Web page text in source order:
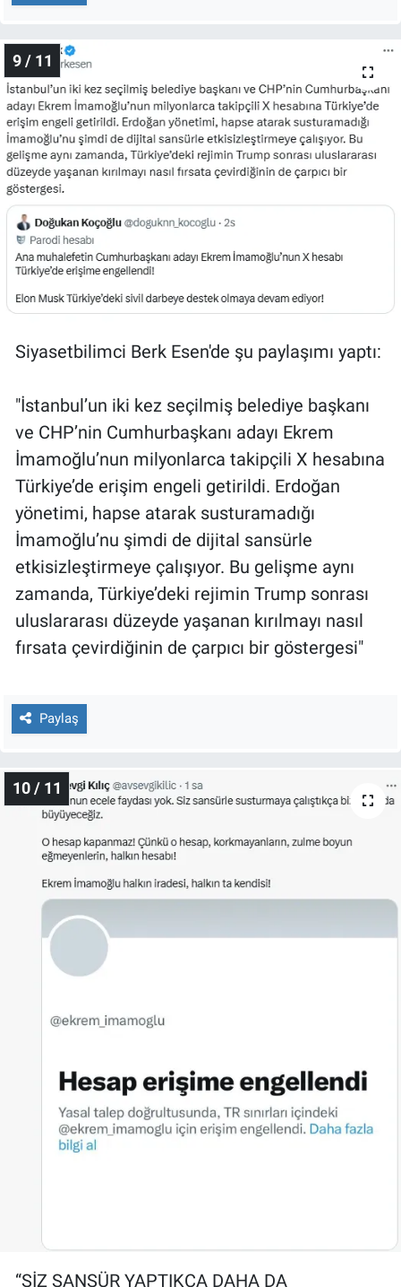
9 / 11
Siyasetbilimci Berk Esen'de şu paylaşımı yaptı:
"İstanbul’un iki kez seçilmiş belediye başkanı
ve CHP’nin Cumhurbaşkanı adayı Ekrem
İmamoğlu’nun milyonlarca takipçili X hesabına
Türkiye’de erişim engeli getirildi. Erdoğan
yönetimi, hapse atarak susturamadığı
İmamoğlu’nu şimdi de dijital sansürle
etkisizleştirmeye çalışıyor. Bu gelişme aynı
zamanda, Türkiye’deki rejimin Trump sonrası
uluslararası düzeyde yaşanan kırılmayı nasıl
fırsata çevirdiğinin de çarpıcı bir göstergesi"
Paylaş
10 / 11
“SİZ SANSÜR YAPTIKÇA DAHA DA